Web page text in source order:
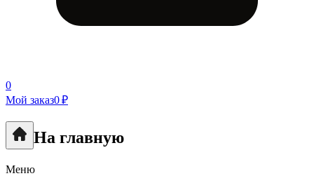
0
Мой заказ0 ₽
На главную
Меню